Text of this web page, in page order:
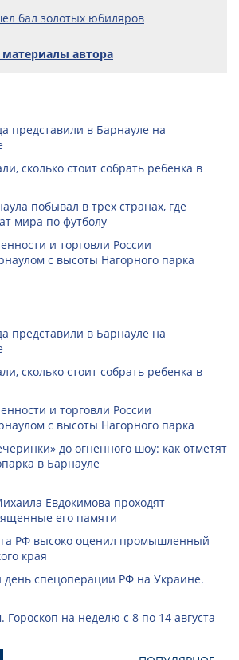
бал золотых юбиляров
материалы автора
представили в Барнауле на
сколько стоит собрать ребенка в
побывал в трех странах, где
мира по футболу
и торговли России
с высоты Нагорного парка
представили в Барнауле на
сколько стоит собрать ребенка в
и торговли России
с высоты Нагорного парка
до огненного шоу: как отметят
в Барнауле
Евдокимова проходят
его памяти
РФ высоко оценил промышленный
края
день спецоперации РФ на Украине.
на неделю с 8 по 14 августа